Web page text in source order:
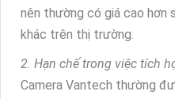
nên thường có giá cao hơn
khác trên thị trường.
2. Hạn chế trong việc tích
Camera Vantech thường